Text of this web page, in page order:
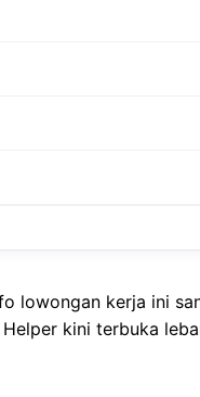
lowongan kerja ini
kini terbuka